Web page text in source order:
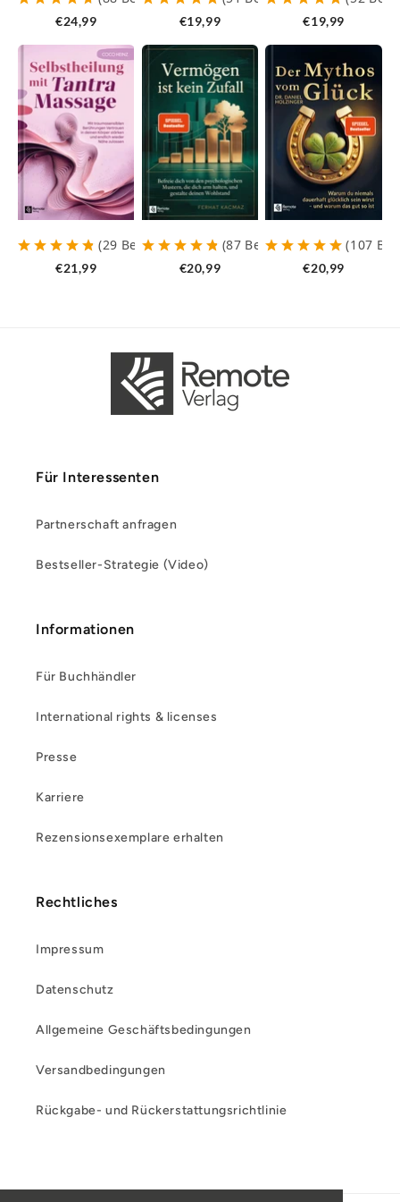
€24,99 €19,99 €19,99
(29 Bewertungen)
€21,99
(87 Bewertungen)
€20,99
(107
€20,99
Für Interessenten
Partnerschaft anfragen
Bestseller-Strategie (Video)
Informationen
Für Buchhändler
International rights & licenses
Presse
Karriere
Rezensionsexemplare erhalten
Rechtliches
Impressum
Datenschutz
Allgemeine Geschäftsbedingungen
Versandbedingungen
Rückgabe- und Rückerstattungsrichtlinie